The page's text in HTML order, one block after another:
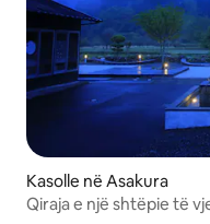
Kasolle në Asakura
Qiraja e një shtëpie të